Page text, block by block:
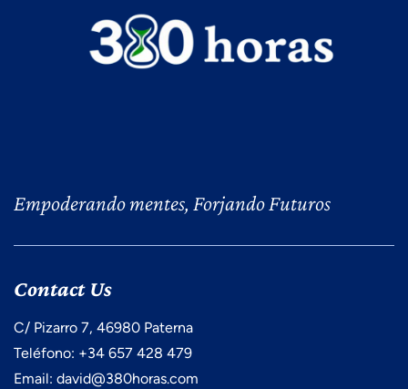
Empoderando mentes, Forjando Futuros
Contact Us
C/ Pizarro 7, 46980 Paterna
Teléfono: +34 657 428 479
Email: david@380horas.com